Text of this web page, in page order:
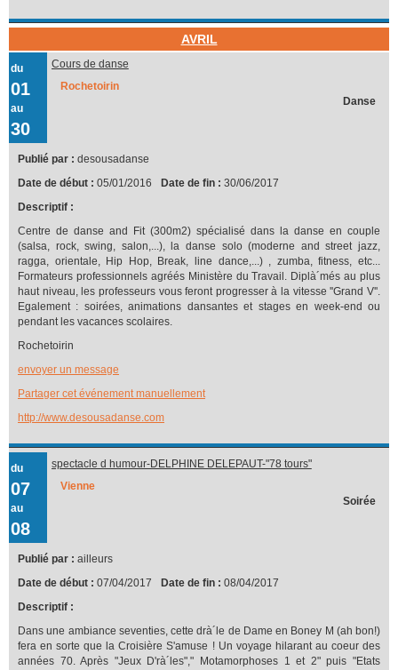
AVRIL
du
01
au
30
Cours de danse
Rochetoirin
Danse
Publié par : desousadanse
Date de début : 05/01/2016 Date de fin : 30/06/2017
Descriptif :
Centre de danse and Fit (300m2) spécialisé dans la danse en couple
(salsa, rock, swing, salon,...), la danse solo (moderne and street jazz,
ragga, orientale, Hip Hop, Break, line dance,...) , zumba, fitness, etc...
Formateurs professionnels agréés Ministère du Travail. Diplà´més au plus
haut niveau, les professeurs vous feront progresser à la vitesse ''Grand V''.
Egalement : soirées, animations dansantes et stages en week-end ou
pendant les vacances scolaires.
Rochetoirin
envoyer un message
Partager cet événement manuellement
http://www.desousadanse.com
du
07
au
08
spectacle d humour-DELPHINE DELEPAUT-"78 tours"
Vienne
Soirée
Publié par : ailleurs
Date de début : 07/04/2017 Date de fin : 08/04/2017
Descriptif :
Dans une ambiance seventies, cette drà´le de Dame en Boney M (ah bon!)
fera en sorte que la Croisière S'amuse ! Un voyage hilarant au coeur des
années 70. Après "Jeux D'rà´les"," Motamorphoses 1 et 2" puis "Etats